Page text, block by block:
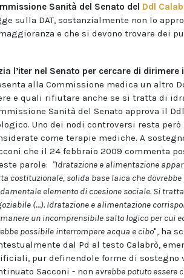
Sanità del Senato del Ddl
sulla DAT, sostanzialmente non lo
e che si devono trovare dei
l’iter nel Senato per cercare di
alla Commissione medica un altro
e quali rifiutare anche se si tratta di
Sanità del Senato approva il
Uno dei nodi controversi resta
come terapie mediche. A
che il 24 febbraio 2009 commenta
parole: "Idratazione e alimentazione
costituzionale, solida base laica che
elemento di coesione sociale. Si
(…). Idratazione e alimentazione
un incomprensibile salto logico per cui
possibile interrompere acqua e cibo", ha
dal Pd al testo Calabrò,
pur definendole forme di sostegno
Sacconi - non avrebbe potuto essere